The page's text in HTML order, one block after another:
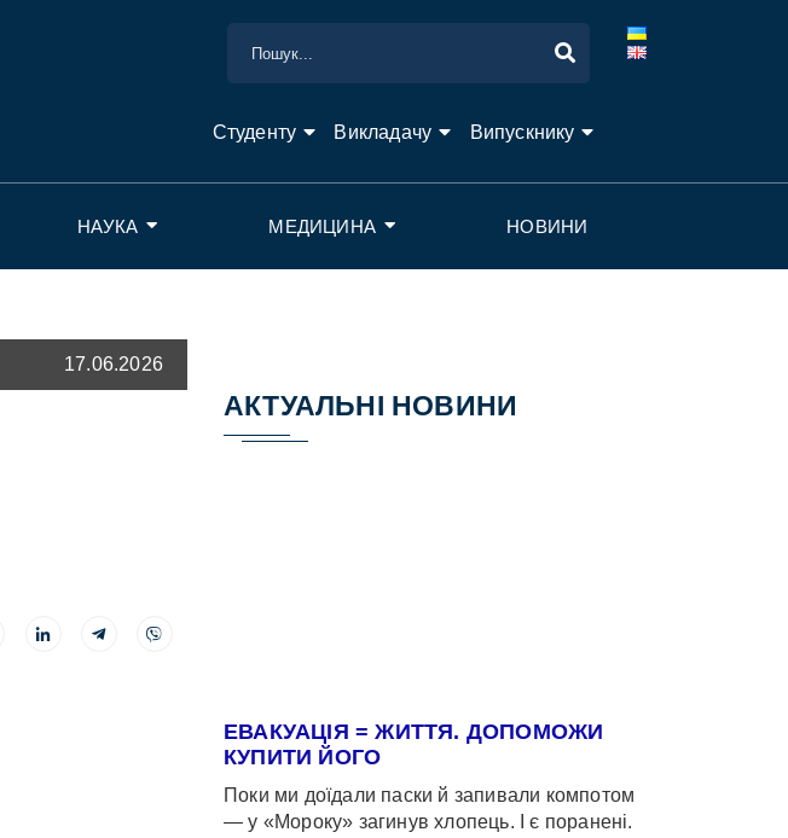
Студенту Викладачу Випускнику
НАУКА МЕДИЦИНА НОВИНИ
17.06.2026
АКТУАЛЬНІ НОВИНИ
ЕВАКУАЦІЯ = ЖИТТЯ. ДОПОМОЖИ
КУПИТИ ЙОГО
Поки ми доїдали паски й запивали компотом
— у «Мороку» загинув хлопець. І є поранені.